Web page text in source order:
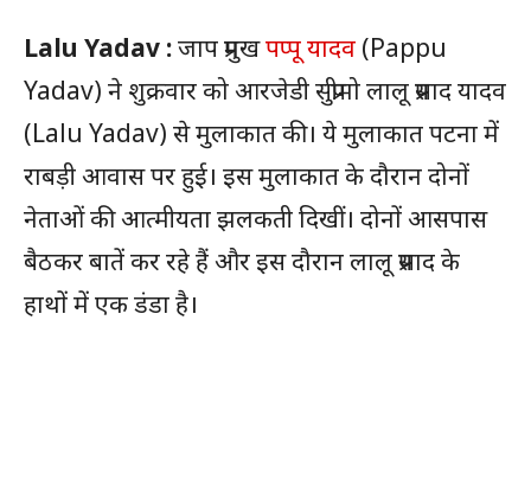
Lalu Yadav :जाप प्रमुखपप्पू यादव (Pappu
Yadav) ने शुक्रवार को आरजेडी सुप्रीमो लालू प्रसाद यादव
(Lalu Yadav) से मुलाकात की। ये मुलाकात पटना में
राबड़ी आवास पर हुई। इस मुलाकात के दौरान दोनों
नेताओं की आत्मीयता झलकती दिखीं। दोनों आसपास
बैठकर बातें कर रहे हैं और इस दौरान लालू प्रसाद के
हाथों में एक डंडा है।